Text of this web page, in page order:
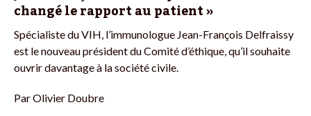
changé le rapport au patient »
Spécialiste du VIH, l’immunologue Jean-François Delfraissy
est le nouveau président du Comité d’éthique, qu’il souhaite
ouvrir davantage à la société civile.
ParOlivier Doubre